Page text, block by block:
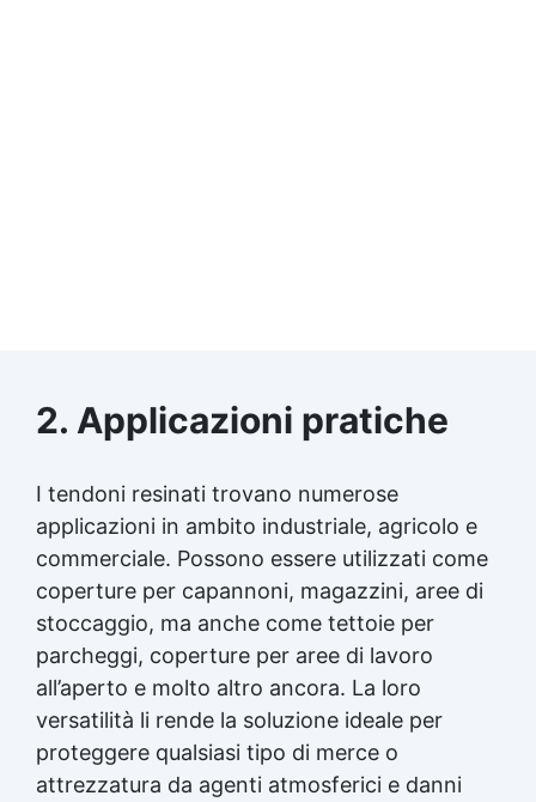
2. Applicazioni pratiche
I tendoni resinati trovano numerose
applicazioni in ambito industriale, agricolo e
commerciale. Possono essere utilizzati come
coperture per capannoni, magazzini, aree di
stoccaggio, ma anche come tettoie per
parcheggi, coperture per aree di lavoro
all’aperto e molto altro ancora. La loro
versatilità li rende la soluzione ideale per
proteggere qualsiasi tipo di merce o
attrezzatura da agenti atmosferici e danni